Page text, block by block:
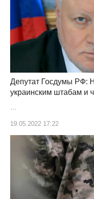
Депутат Госдумы РФ:
украинским штабам и
19.05.2022 17:22